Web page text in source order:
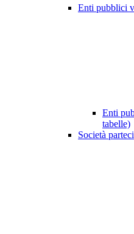
Enti pubblici
Enti
tabelle)
Società